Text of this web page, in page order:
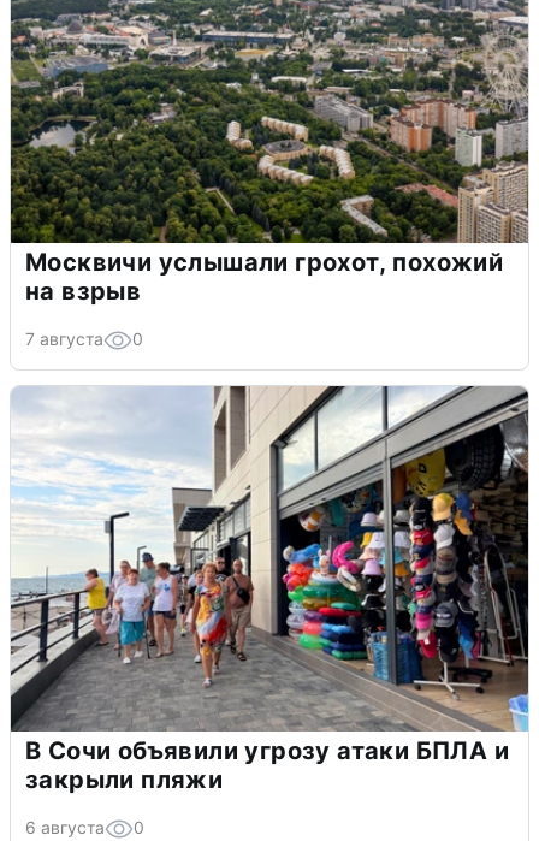
Москвичи услышали грохот, похожий
на взрыв
7 августа 0
В Сочи объявили угрозу атаки БПЛА и
закрыли пляжи
6 августа 0